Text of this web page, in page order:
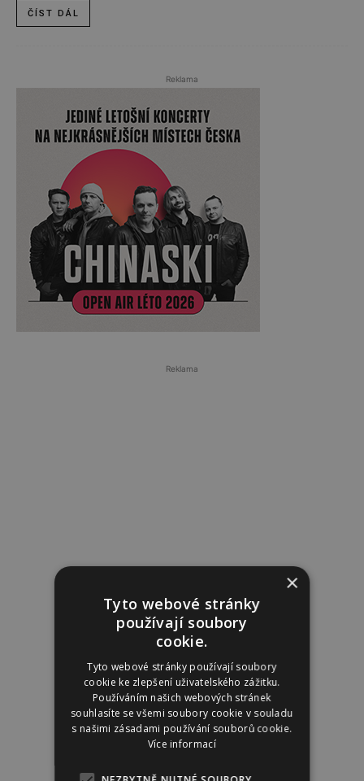
ČÍST DÁL
Reklama
Reklama
×
Tyto webové stránky
používají soubory
cookie.
Tyto webové stránky používají soubory
cookie ke zlepšení uživatelského zážitku.
Používáním našich webových stránek
souhlasíte se všemi soubory cookie v souladu
s našimi zásadami používání souborů cookie.
Více informací